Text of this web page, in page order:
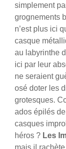
simplement
grognements
n’est plus ici
casque
au labyrinthe
ici par leur
ne seraient
osé doter les
grotesques.
ados épilés
casques
héros ? Les
mais il